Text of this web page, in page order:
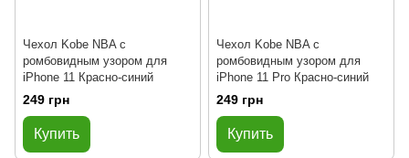
Чехол Kobe NBA с
ромбовидным узором для
iPhone 11 Красно-синий
249 грн
Купить
Чехол Kobe NBA с
ромбовидным узором для
iPhone 11 Pro Красно-синий
249 грн
Купить